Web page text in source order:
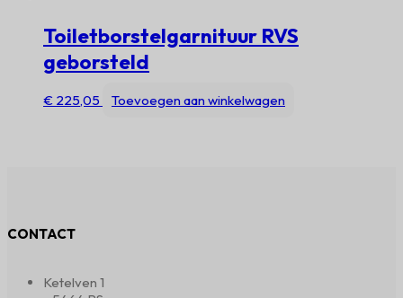
Toiletborstelgarnituur RVS
geborsteld
€ 225,05 Toevoegen aan winkelwagen
CONTACT
Ketelven 1